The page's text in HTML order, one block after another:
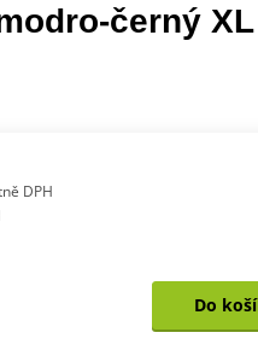
černý XL
DPH
Do